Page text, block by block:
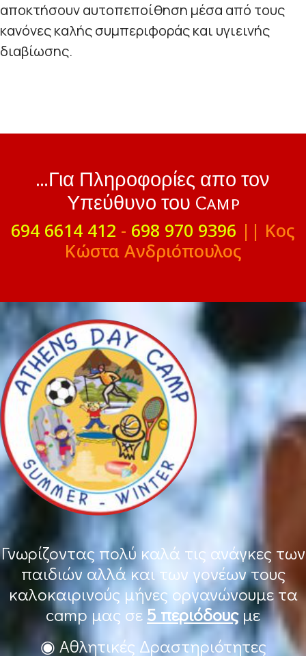
αποκτήσουν αυτοπεποίθηση μέσα από τους
κανόνες καλής συμπεριφοράς και υγιεινής
διαβίωσης.
...Για Πληροφορίες απο τον
Υπεύθυνο του Camp
694 6614 412 - 698 970 9396 || Κος
Κώστα Ανδριόπουλος
Γνωρίζοντας πολύ καλά τις ανάγκες των
παιδιών αλλά και των γονέων τους
καλοκαιρινούς μήνες οργανώνουμε τα
camp μας σε 5 περιόδουςμε
◉ Αθλητικές Δραστηριότητες